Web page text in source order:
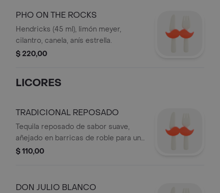
PHO ON THE ROCKS
Hendricks (45 ml), limón meyer,
cilantro, canela, anís estrella.
$ 220,00
LICORES
TRADICIONAL REPOSADO
Tequila reposado de sabor suave,
añejado en barricas de roble para un
toque distintivo.
$ 110,00
DON JULIO BLANCO